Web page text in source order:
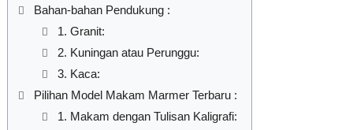
Bahan-bahan Pendukung :
1. Granit:
2. Kuningan atau Perunggu:
3. Kaca:
Pilihan Model Makam Marmer Terbaru :
1. Makam dengan Tulisan Kaligrafi: